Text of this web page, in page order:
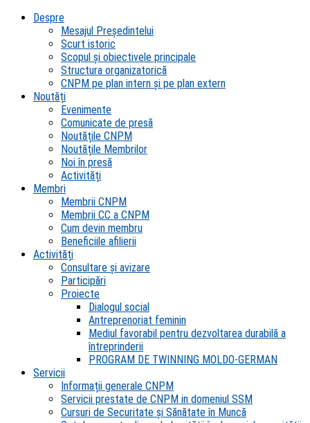
Despre
Mesajul Președintelui
Scurt istoric
Scopul şi obiectivele principale
Structura organizatorică
CNPM pe plan intern şi pe plan extern
Noutăți
Evenimente
Comunicate de presă
Noutățile CNPM
Noutățile Membrilor
Noi în presă
Activități
Membri
Membrii CNPM
Membrii CC a CNPM
Cum devin membru
Beneficiile afilierii
Activități
Consultare și avizare
Participări
Proiecte
Dialogul social
Antreprenoriat feminin
Mediul favorabil pentru dezvoltarea durabilă a
întreprinderii
PROGRAM DE TWINNING MOLDO-GERMAN
Servicii
Informații generale CNPM
Servicii prestate de CNPM in domeniul SSM
Cursuri de Securitate și Sănătate în Muncă